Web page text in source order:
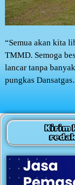
“Semua akan kita
TMMD. Semoga
lancar tanpa
pungkas Dansatgas.
Kirim